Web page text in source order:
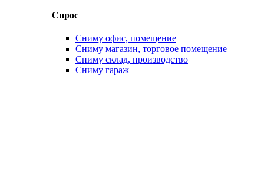
Спрос
Сниму офис, помещение
Сниму магазин, торговое помещение
Сниму склад, производство
Сниму гараж